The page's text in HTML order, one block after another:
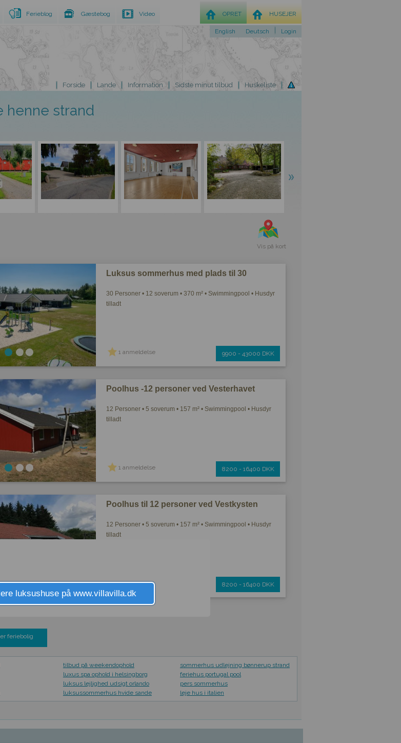
Forside Lande Information Sidste minut tilbud Huskeliste
henne strand
Vis på kort
Luksus sommerhus med plads til 30
30 Personer • 12 soverum • 370 m² • Swimmingpool • Husdyr
tilladt
1 anmeldelse 9900 - 43000 DKK
Poolhus -12 personer ved Vesterhavet
12 Personer • 5 soverum • 157 m² • Swimmingpool • Husdyr
tilladt
1 anmeldelse 8200 - 16400 DKK
Poolhus til 12 personer ved Vestkysten
12 Personer • 5 soverum • 157 m² • Swimmingpool • Husdyr
tilladt
2 anmeldelser 8200 - 16400 DKK
feriebolig
tilbud på weekendophold
luxus spa ophold i helsingborg
luksus lejlighed udsigt orlando
luksussommerhus hvide sande
sommerhus udlejning bønnerup strand
feriehus portugal pool
pers sommerhus
leje hus i italien
Ferieblog Gæstebog Video HUSEJER
OPRET
English Deutsch Login
luksushuse på www.villavilla.dk